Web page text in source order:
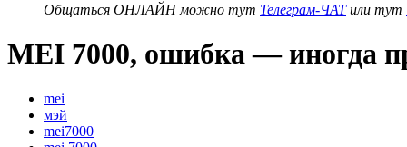
Общаться ОНЛАЙН можно тут Телеграм-ЧАТили тут
MEI 7000, ошибка — иногда
mei
мэй
mei7000